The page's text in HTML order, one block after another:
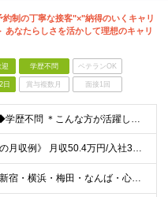
約制の丁寧な接客"×"納得のいくキャリ
あなたらしさを活かして理想のキャリ
学歴不問 ベテランOK
日 賞与複数月 面接1回
◆未経験OK！ ◆学歴不問 ＊こんな方が活躍しています＊ ◇第二新卒の方 ◇異業種から転職された方 ◇ブランクがある方 ＼こんな方も歓迎しております／ ★人と話すことが好きな方 ★ファッションやお
《先輩スタッフの月収例》 月収50.4万円/入社3年目/26歳/SV兼店長（月給32万円＋手当＋インセンティブ） ◆未経験者の方《月給30万円スタートも可能！》 →月給24万5000円～30万円＋イ
《青山・渋谷・新宿・横浜・梅田・なんば・心斎橋・広島・福岡…など。関東エリアは積極採用中》 ◎転居を伴う転勤はございません ◎勤務地は希望を考慮して配属いたします 【東京都】 オーマイグラス東京 青